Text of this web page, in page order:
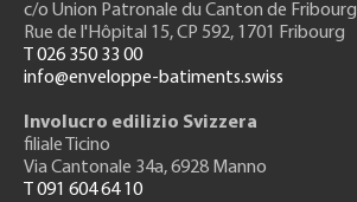
c/o Union Patronale du Canton de Fribourg
Rue de l'Hôpital 15, CP 592, 1701 Fribourg
T 026 350 33 00
info@enveloppe-batiments.swiss
Involucro edilizio Svizzera
filiale Ticino
Via Cantonale 34a, 6928 Manno
T 091 604 64 10